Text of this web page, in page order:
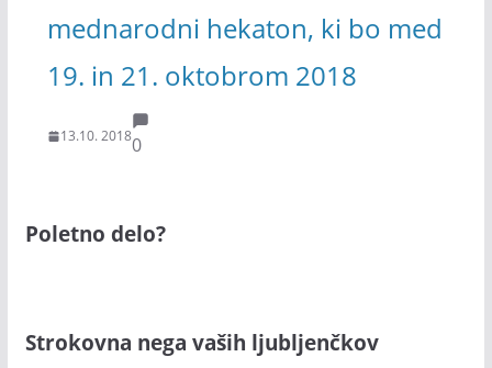
mednarodni hekaton, ki bo med
19. in 21. oktobrom 2018
13.10. 20180
Poletno delo?
Strokovna nega vaših ljubljenčkov